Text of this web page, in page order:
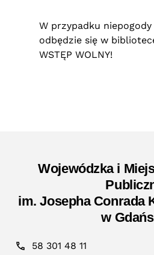
W przypadku
odbędzie się w
WSTĘP WOLNY!
Wojewódzka i
im. Josepha Conrada
w
58 301 48 11